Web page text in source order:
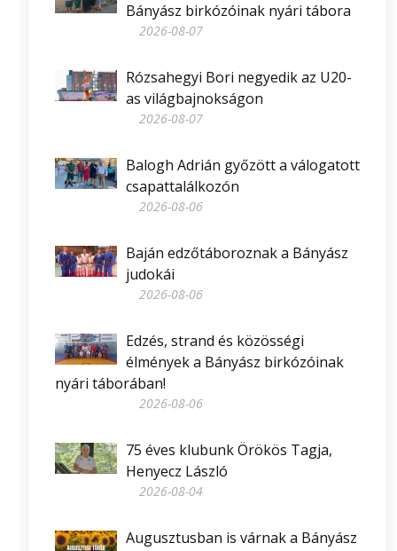
Bányász birkózóinak nyári tábora
2026-08-07
Rózsahegyi Bori negyedik az U20-
as világbajnokságon
2026-08-07
Balogh Adrián győzött a válogatott
csapattalálkozón
2026-08-06
Baján edzőtáboroznak a Bányász
judokái
2026-08-06
Edzés, strand és közösségi
élmények a Bányász birkózóinak
nyári táborában!
2026-08-06
75 éves klubunk Örökös Tagja,
Henyecz László
2026-08-04
Augusztusban is várnak a Bányász